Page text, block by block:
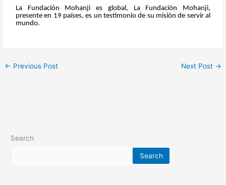
La Fundación Mohanji es global, La Fundación Mohanji,
presente en 19 países, es un testimonio de su misión de servir al
mundo.
← Previous Post Next Post →
Search
Search